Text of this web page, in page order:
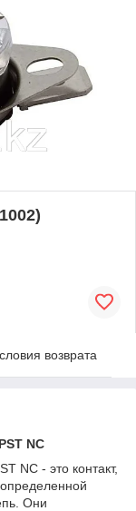
возврата
NC
NC - это контакт,
Они